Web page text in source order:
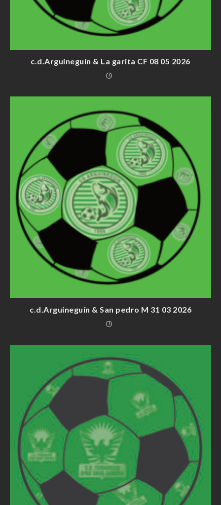
c.d.Arguineguín & La garita CF 08 05 2026
c.d.Arguineguín & San pedro M 31 03 2026